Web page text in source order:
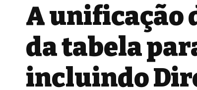
A unificação
da tabela
incluindo